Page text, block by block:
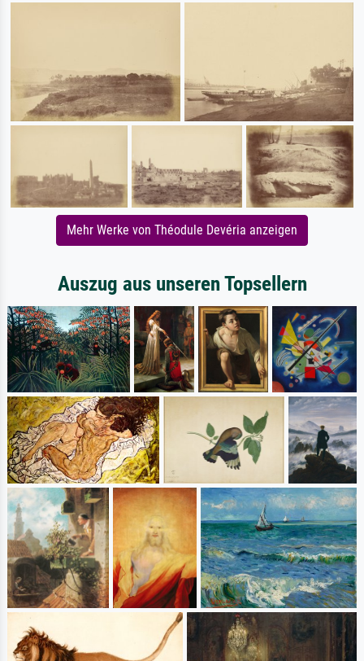
Mehr Werke von Théodule Devéria anzeigen
Auszug aus unseren Topsellern